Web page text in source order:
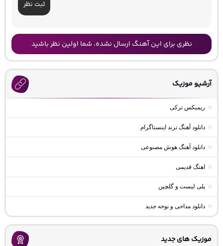
ثبت نظر
نظری برای این آهنگ ارسال نشده، شما اولین نظر باشید
آرشیو موزیک
ریمیکس ترکی
دانلود آهنگ ترند اینستاگرام
دانلود آهنگ هوش مصنوعی
اهنگ قدیمی
پلی لیست و گلچین
دانلود مداحی و نوحه جدید
موزیک های جدید